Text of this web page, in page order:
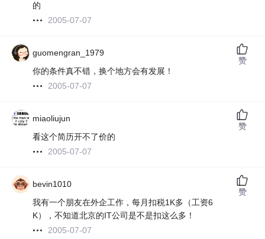
的
2005-07-07
guomengran_1979
你的条件真不错，换个地方会有发展！
2005-07-07
赞
miaoliujun
看这个简历开不了价的
2005-07-07
赞
bevin1010
我有一个朋友在外企工作，每月扣税1K多（工资6
K），不知道北京的IT公司是不是扣这么多！
2005-07-07
赞